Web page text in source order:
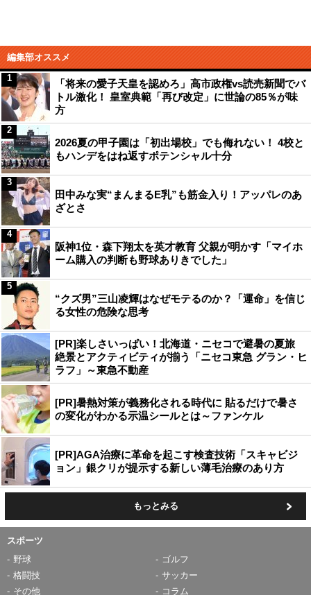
編集部オススメ
「将来の愛子天皇を認めろ」高市政権vs読売新聞でバ
トル激化！ 皇室典範「再び改定」に世論の85％が味
方
1
2026夏の甲子園は「初出場校」でも侮れない！ 4校と
もハンデをはね返すポテンシャル十分
2
田中みな実“まんまるE乳”も筋金入り！アッパレのあ
ざとさ
3
阪神1位・森下翔太を英才教育 父親が明かす「マイホ
ーム購入の判断も野球ありきでした」
4
“クズ男”三山凌輝はなぜモテるのか？「運命」を信じ
る女性の危険な思考
5
[PR]楽しさいっぱい！北海道・ニセコで避暑の夏旅
絶景とアクティビティが揃う「ニセコ東急 グラン・ヒ
ラフ」～東急不動産
[PR]暑熱対策が義務化される時代に 貼るだけで暑さ
の変化がわかる示温シールとは～ファンケル
[PR]AGA治療に革命を起こす検査技術「スキャビジ
ョン」銀クリが提示する新しい薄毛治療のあり方
もっとみる
スポーツ
野球
ゴルフ
格闘技
サッカー
その他
コラム